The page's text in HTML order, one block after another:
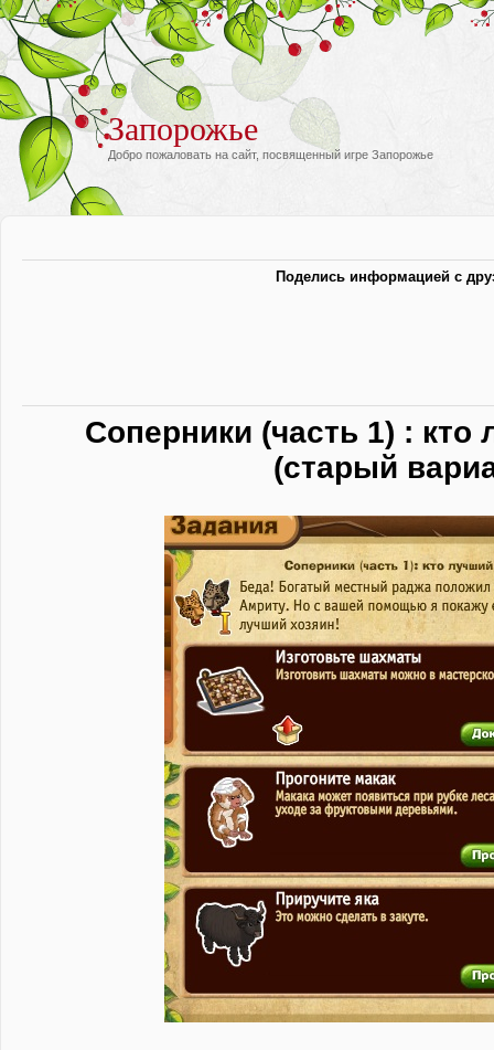
Запорожье
Добро пожаловать на сайт, посвященный игре Запорожье
Поделись информацией с
Соперники (часть 1) : кто
(старый